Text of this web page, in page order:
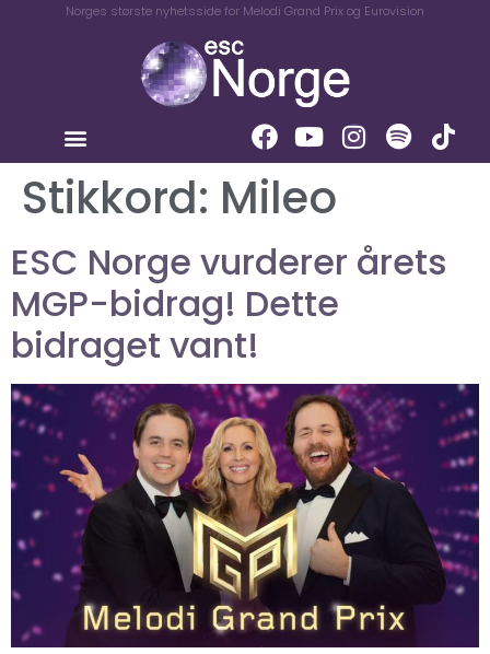
Norges største nyhetsside for Melodi Grand Prix og Eurovision
Stikkord: Mileo
ESC Norge vurderer årets
MGP-bidrag! Dette
bidraget vant!